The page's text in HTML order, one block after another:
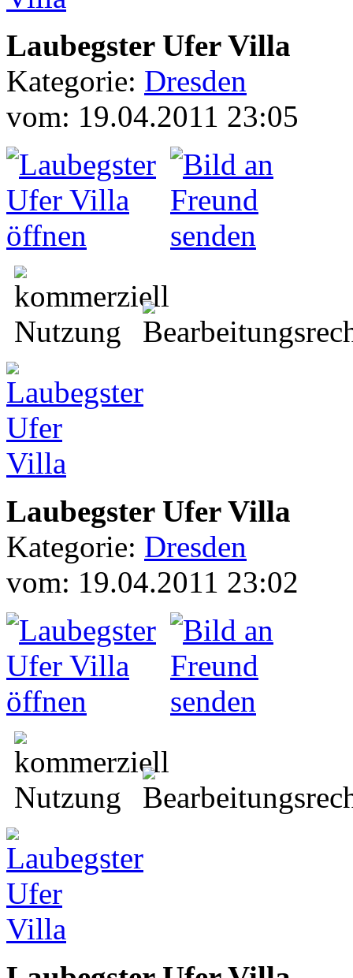
Laubegster Ufer Villa
Kategorie: Dresden
vom: 19.04.2011 23:05
Laubegster Ufer Villa
Kategorie: Dresden
vom: 19.04.2011 23:02